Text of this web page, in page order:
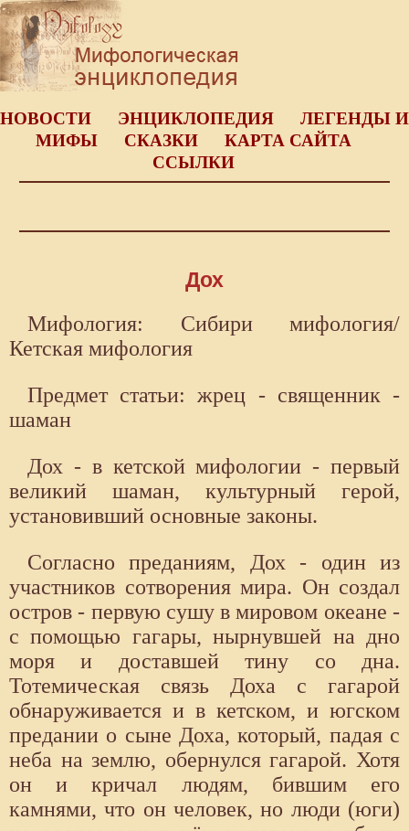
НОВОСТИ ЭНЦИКЛОПЕДИЯ
ЛЕГЕНДЫ И
МИФЫ
СКАЗКИ
КАРТА САЙТА
ССЫЛКИ
Дох
Мифология: Сибири мифология/
Кетская мифология
Предмет статьи: жрец - священник -
шаман
Дох - в кетской мифологии - первый
великий шаман, культурный герой,
установивший основные законы.
Согласно преданиям, Дох - один из
участников сотворения мира. Он создал
остров - первую сушу в мировом океане -
с помощью гагары, нырнувшей на дно
моря и доставшей тину со дна.
Тотемическая связь Доха с гагарой
обнаруживается и в кетском, и югском
предании о сыне Доха, который, падая с
неба на землю, обернулся гагарой. Хотя
он и кричал людям, бившим его
камнями, что он человек, но люди (юги)